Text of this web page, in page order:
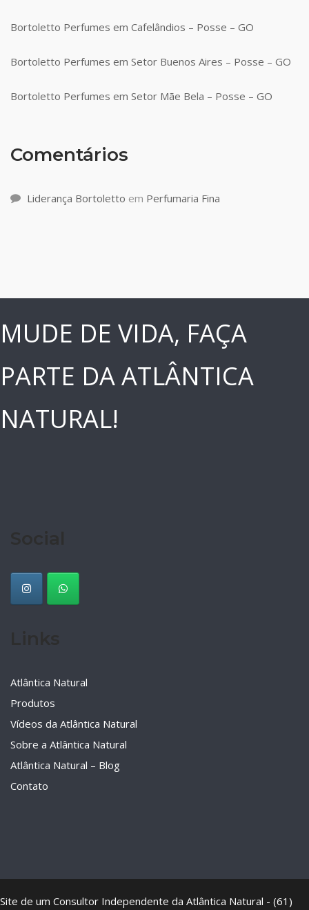
Bortoletto Perfumes em Cafelândios – Posse – GO
Bortoletto Perfumes em Setor Buenos Aires – Posse – GO
Bortoletto Perfumes em Setor Mãe Bela – Posse – GO
Comentários
Liderança Bortoletto em Perfumaria Fina
MUDE DE VIDA, FAÇA
PARTE DA ATLÂNTICA
NATURAL!
Atlântica Natural
Produtos
Vídeos da Atlântica Natural
Sobre a Atlântica Natural
Atlântica Natural – Blog
Contato
Site de um Consultor Independente da Atlântica Natural - (61)